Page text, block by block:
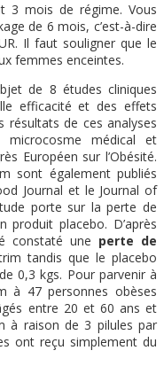
3 mois de régime. Vous
de 6 mois, c’est-à-dire
Il faut souligner que le
femmes enceintes.
de 8 études cliniques
efficacité et des effets
résultats de ces analyses
médical et
Européen sur l’Obésité.
sont également publiés
Journal et le Journal of
porte sur la perte de
placebo. D’après
constaté une perte de
tandis que le placebo
0,3 kgs. Pour parvenir à
à 47 personnes obèses
entre 20 et 60 ans et
à raison de 3 pilules par
ont reçu simplement du